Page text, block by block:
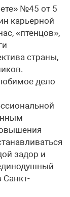
№45 от 5
карьерной
«птенцов»,
страны,
дело
задор и
Санкт-